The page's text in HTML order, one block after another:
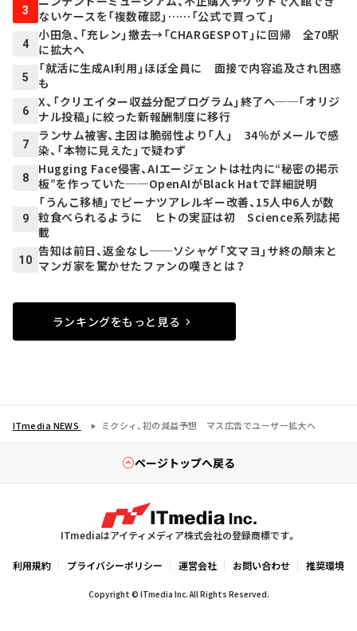
3
ないケースを「複数確認」……「公式で買って」
4
小田急、「充レン」撤去→「CHARGESPOT」に回帰 全70駅
に拡大へ
5
「就活に生成AI利用」ほぼ全員に 面接で内容追及され困惑
も
6
X、「クリエイター収益分配プログラム」終了へ──「オリジ
ナル投稿」に絞った新報酬制度に移行
7
ランサム被害、主因は脆弱性より「人」 34％がメールで感
染、「本物に見えた」で疑わず
8
Hugging Face侵害、AIエージェントは社内に“秘密の掲示
板”を作っていた──OpenAIがBlack Hatで詳細説明
9
「うんこ移植」でピーナツアレルギー改善、15人中6人が数
粒食べられるように ヒトの実証は初 Science系列誌掲
載
10
告知は前日、返金なし──ソシャゲ「文マヨ」サ終の顛末と
マンガ家を驚かせたファンの嘆きとは？
ランキングをもっと見る
ITmedia NEWS ミクシィ、初の減益予想 マス広告でユーザー拡大へ
ページトップへ戻る
ITmediaはアイティメディア株式会社の登録商標です。
利用規約 プライバシーポリシー 運営会社 お問い合わせ 推奨環境
Copyright © ITmedia Inc. All Rights Reserved.